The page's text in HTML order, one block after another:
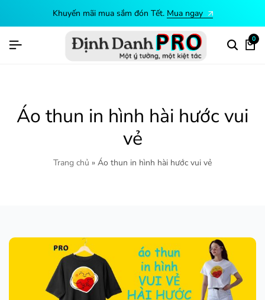
Khuyến mãi mua sắm đón Tết. Mua ngay
0
Áo thun in hình hài hước vui
vẻ
Trang chủ » Áo thun in hình hài hước vui vẻ